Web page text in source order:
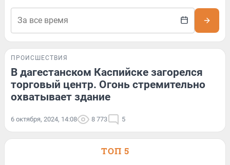
ПРОИСШЕСТВИЯ
В дагестанском Каспийске загорелся
торговый центр. Огонь стремительно
охватывает здание
6 октября, 2024, 14:08 8 773 5
ТОП 5